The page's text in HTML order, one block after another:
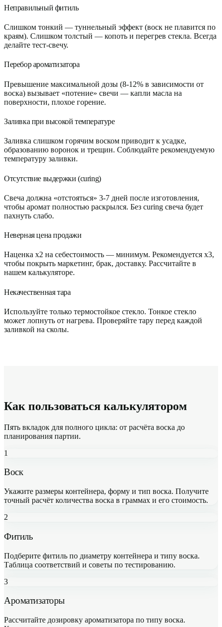
Неправильный фитиль
Слишком тонкий — туннельный эффект (воск не плавится по
краям). Слишком толстый — копоть и перегрев стекла. Всегда
делайте тест-свечу.
Перебор ароматизатора
Превышение максимальной дозы (8-12% в зависимости от
воска) вызывает «потение» свечи — капли масла на
поверхности, плохое горение.
Заливка при высокой температуре
Заливка слишком горячим воском приводит к усадке,
образованию воронок и трещин. Соблюдайте рекомендуемую
температуру заливки.
Отсутствие выдержки (curing)
Свеча должна «отстояться» 3-7 дней после изготовления,
чтобы аромат полностью раскрылся. Без curing свеча будет
пахнуть слабо.
Неверная цена продажи
Наценка x2 на себестоимость — минимум. Рекомендуется x3,
чтобы покрыть маркетинг, брак, доставку. Рассчитайте в
нашем калькуляторе.
Некачественная тара
Используйте только термостойкое стекло. Тонкое стекло
может лопнуть от нагрева. Проверяйте тару перед каждой
заливкой на сколы.
Как пользоваться калькулятором
Пять вкладок для полного цикла: от расчёта воска до
планирования партии.
1
Воск
Укажите размеры контейнера, форму и тип воска. Получите
точный расчёт количества воска в граммах и его стоимость.
2
Фитиль
Подберите фитиль по диаметру контейнера и типу воска.
Таблица соответствий и советы по тестированию.
3
Ароматизаторы
Рассчитайте дозировку ароматизатора по типу воска.